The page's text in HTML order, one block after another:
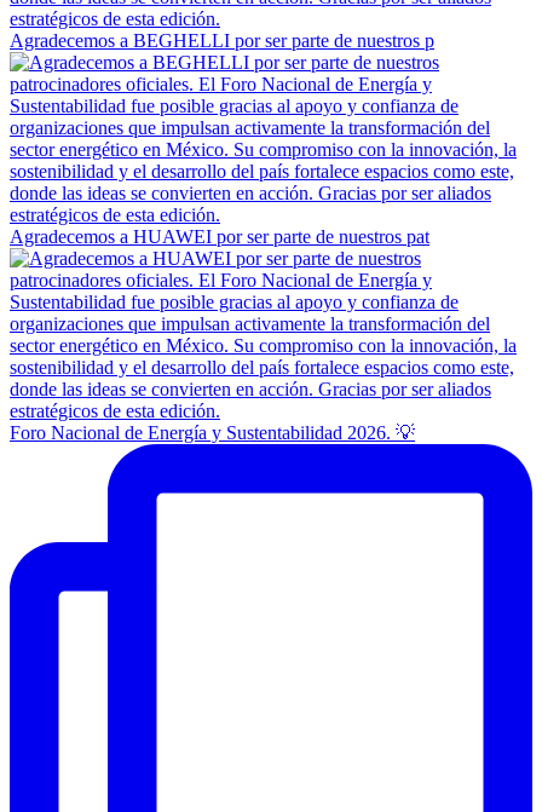
Agradecemos a BEGHELLI por ser parte de nuestros p
Agradecemos a HUAWEI por ser parte de nuestros pat
Foro Nacional de Energía y Sustentabilidad 2026. 💡